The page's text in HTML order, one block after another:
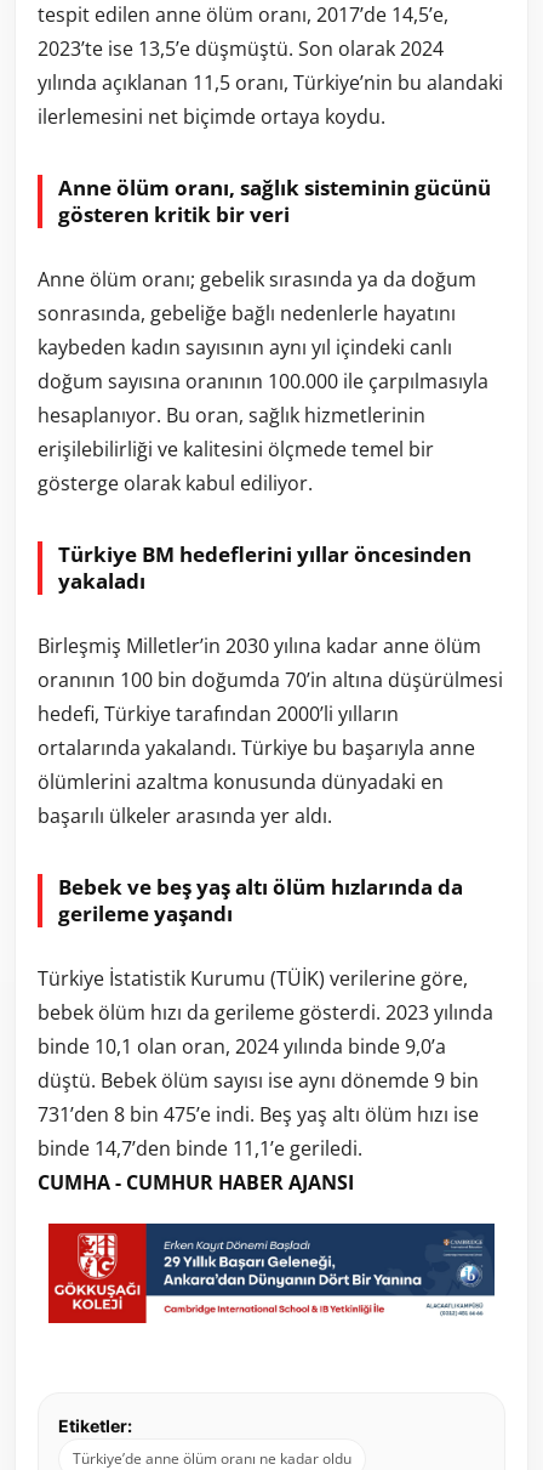
tespit edilen anne ölüm oranı, 2017’de 14,5’e,
2023’te ise 13,5’e düşmüştü. Son olarak 2024
yılında açıklanan 11,5 oranı, Türkiye’nin bu alandaki
ilerlemesini net biçimde ortaya koydu.
Anne ölüm oranı, sağlık sisteminin gücünü
gösteren kritik bir veri
Anne ölüm oranı; gebelik sırasında ya da doğum
sonrasında, gebeliğe bağlı nedenlerle hayatını
kaybeden kadın sayısının aynı yıl içindeki canlı
doğum sayısına oranının 100.000 ile çarpılmasıyla
hesaplanıyor. Bu oran, sağlık hizmetlerinin
erişilebilirliği ve kalitesini ölçmede temel bir
gösterge olarak kabul ediliyor.
Türkiye BM hedeflerini yıllar öncesinden
yakaladı
Birleşmiş Milletler’in 2030 yılına kadar anne ölüm
oranının 100 bin doğumda 70’in altına düşürülmesi
hedefi, Türkiye tarafından 2000’li yılların
ortalarında yakalandı. Türkiye bu başarıyla anne
ölümlerini azaltma konusunda dünyadaki en
başarılı ülkeler arasında yer aldı.
Bebek ve beş yaş altı ölüm hızlarında da
gerileme yaşandı
Türkiye İstatistik Kurumu (TÜİK) verilerine göre,
bebek ölüm hızı da gerileme gösterdi. 2023 yılında
binde 10,1 olan oran, 2024 yılında binde 9,0’a
düştü. Bebek ölüm sayısı ise aynı dönemde 9 bin
731’den 8 bin 475’e indi. Beş yaş altı ölüm hızı ise
binde 14,7’den binde 11,1’e geriledi.
CUMHA - CUMHUR HABER AJANSI
Etiketler:
Türkiye’de anne ölüm oranı ne kadar oldu